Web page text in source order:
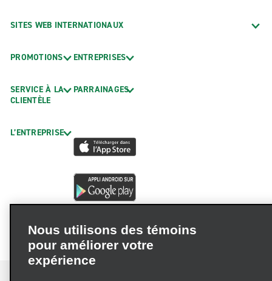
SITES WEB INTERNATIONAUX
PROMOTIONS
SERVICE À LA
CLIENTÈLE
L’ENTREPRISE
ENTREPRISES
PARRAINAGES
Nous utilisons des témoins
pour améliorer votre
expérience